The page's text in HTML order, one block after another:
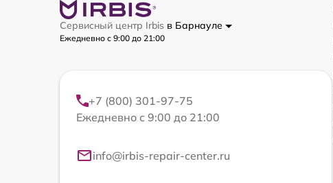
Сервисный центр Irbis в Барнауле
Ежедневно с 9:00 до 21:00
+7 (800) 301-97-75
Ежедневно с 9:00 до 21:00
info@irbis-repair-center.ru